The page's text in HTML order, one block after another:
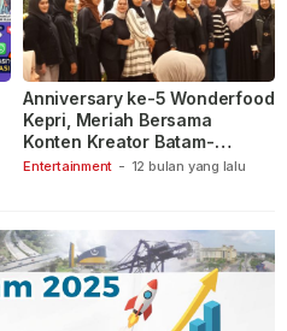
Entertainment - 12 bulan yang lalu
Anniversary ke-5 Wonderfood
Kepri, Meriah Bersama
Konten Kreator Batam-
Tanjungpinang